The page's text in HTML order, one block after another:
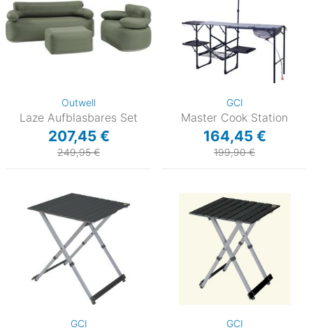
Outwell
Laze Aufblasbares Set
207,45 €
249,95 €
GCI
Master Cook Station
164,45 €
199,90 €
GCI GCI